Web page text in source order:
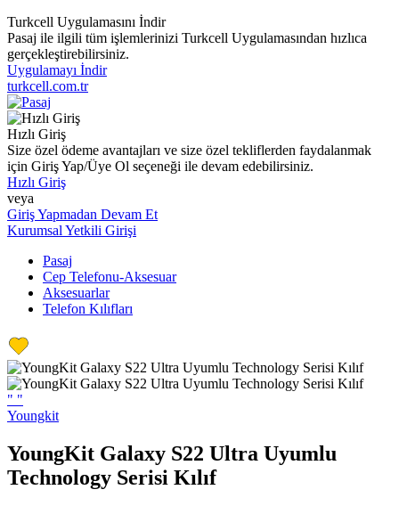
Turkcell Uygulamasını İndir
Pasaj ile ilgili tüm işlemlerinizi Turkcell Uygulamasından hızlıca
gerçekleştirebilirsiniz.
Uygulamayı İndir
turkcell.com.tr
Hızlı Giriş
Size özel ödeme avantajları ve size özel tekliflerden faydalanmak
için Giriş Yap/Üye Ol seçeneği ile devam edebilirsiniz.
Hızlı Giriş
veya
Giriş Yapmadan Devam Et
Kurumsal Yetkili Girişi
Pasaj
Cep Telefonu-Aksesuar
Aksesuarlar
Telefon Kılıfları
" "
Youngkit
YoungKit Galaxy S22 Ultra Uyumlu
Technology Serisi Kılıf